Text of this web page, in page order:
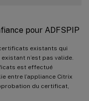
pour ADFSPIP
existants qui
n’est pas valide.
est effectué
entre l’appliance Citrix
du certificat,